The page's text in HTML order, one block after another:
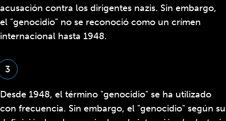
acusación contra los dirigentes nazis. Sin embargo,
el "genocidio" no se reconoció como un crímen
internacional hasta 1948.
3
Desde 1948, el término "genocidio" se ha utilizado
con frecuencia. Sin embargo, el "genocidio" según su